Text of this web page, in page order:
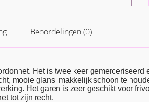
Beoordelingen (0)
Het is twee keer gemerceriseerd
mooie glans, makkelijk schoon te
Het garen is zeer geschikt voor
tot zijn recht.